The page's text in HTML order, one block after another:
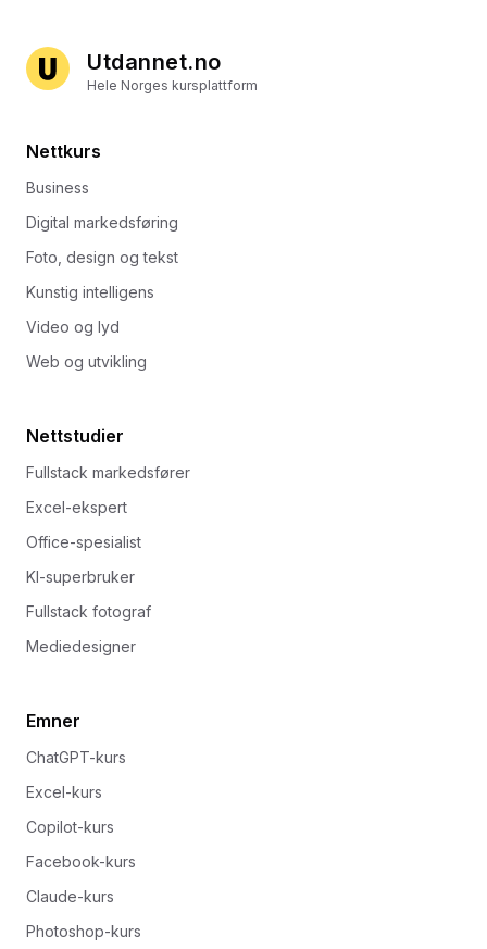
Utdannet.no
Hele Norges kursplattform
Nettkurs
Business
Digital markedsføring
Foto, design og tekst
Kunstig intelligens
Video og lyd
Web og utvikling
Nettstudier
Fullstack markedsfører
Excel-ekspert
Office-spesialist
KI-superbruker
Fullstack fotograf
Mediedesigner
Emner
ChatGPT-kurs
Excel-kurs
Copilot-kurs
Facebook-kurs
Claude-kurs
Photoshop-kurs